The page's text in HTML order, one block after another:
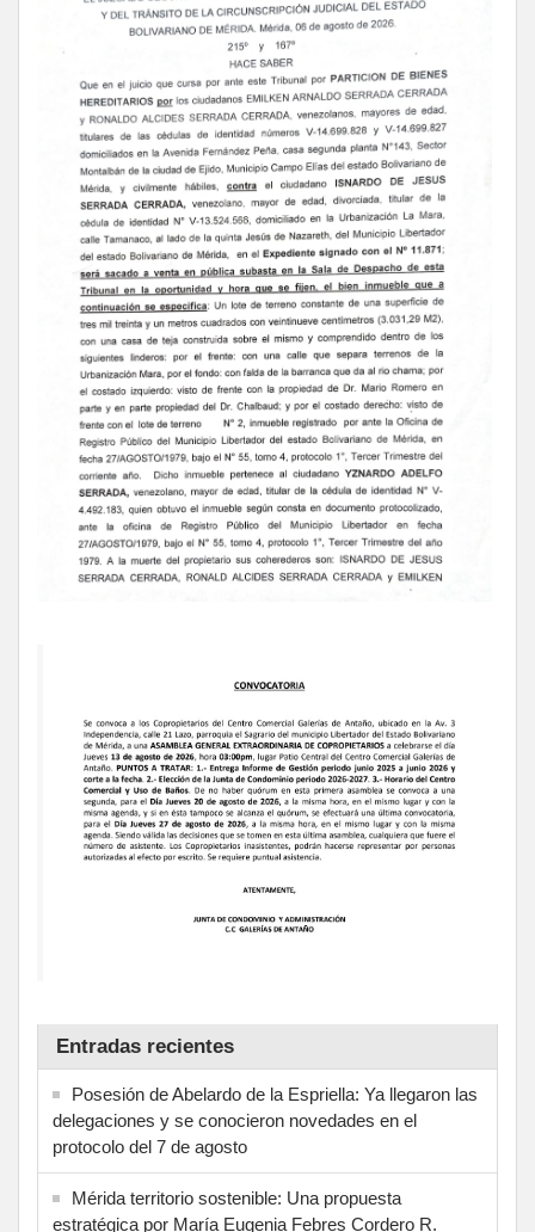
Entradas recientes
Posesión de Abelardo de la Espriella: Ya llegaron las
delegaciones y se conocieron novedades en el
protocolo del 7 de agosto
Mérida territorio sostenible: Una propuesta
estratégica por María Eugenia Febres Cordero R.